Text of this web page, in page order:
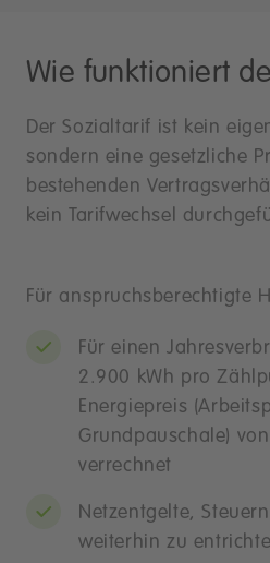
Wie funktioniert
Der Sozialtarif ist kein
sondern eine gesetzliche
bestehenden
kein Tarifwechsel
Für anspruchsberechtigte
Für einen
2.900 kWh pro
Energiepreis
Grundpauschale)
verrechnet
Netzentgelte,
weiterhin zu